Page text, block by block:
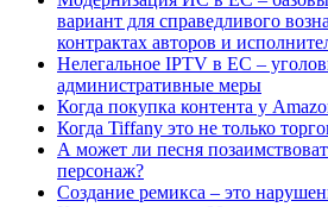
вариант для справедливого
контрактах авторов и
Нелегальное IPTV в ЕС –
административные меры
Когда покупка контента у
Когда Tiffany это не только
А может ли песня
персонаж?
Создание ремикса – это